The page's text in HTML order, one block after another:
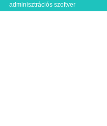
adminisztrációs szoftver